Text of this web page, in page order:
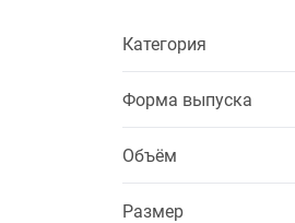
Категория
Форма выпуска
Объём
Размер